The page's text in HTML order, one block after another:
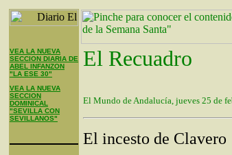
VEA LA NUEVA
SECCION DIARIA DE
ABEL INFANZON
"LA ESE 30"
VEA LA NUEVA
SECCION
DOMINICAL
"SEVILLA CON
SEVILLANOS"
El Recuadro
El Mundo de Andalucía, jueves 25 de
El incesto de Clavero